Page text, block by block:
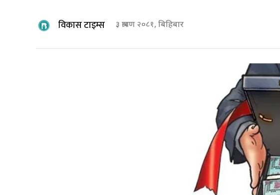
विकास टाइम्स ३ श्रावण २०८१, बिहिबार